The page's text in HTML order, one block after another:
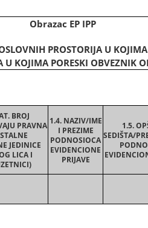
Obrazac EP IPP
PROSTORIJA U
U KOJIMA PORESKI OBVEZNIK
BROJ
PRAVNA
JEDINICE
LICA I
1.4. NAZIV/IME
I PREZIME
PODNOSIOCA
EVIDENCIONE
PRIJAVE
1.5.
SEDIŠTA/